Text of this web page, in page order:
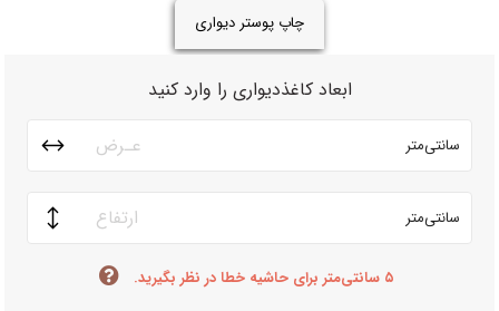
چاپ پوستر دیواری
ابعاد کاغذدیواری را وارد کنید
سانتی‌متر
سانتی‌متر
۵ سانتی‌متر برای حاشیه خطا در نظر بگیرید.